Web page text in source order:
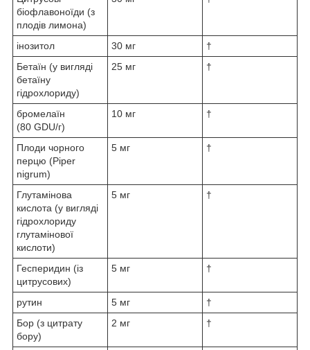
біофлавоноїди (з
плодів лимона)
інозитол 30 мг
†
Бетаїн (у вигляді
бетаїну
гідрохлориду)
25 мг †
бромелаїн
(80 GDU/г)
10 мг †
Плоди чорного
перцю (Piper
nigrum)
5 мг †
Глутамінова
кислота (у вигляді
гідрохлориду
глутамінової
кислоти)
5 мг †
Гесперидин (із
цитрусових)
5 мг †
рутин 5 мг
†
Бор (з цитрату
бору)
2 мг †